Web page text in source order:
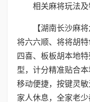
相关麻将玩法
【湖南长沙麻
将六六顺、将将胡
四喜、板板胡本地
型，计分精准贴合
移动便捷，按键灵
家人休息，全家老